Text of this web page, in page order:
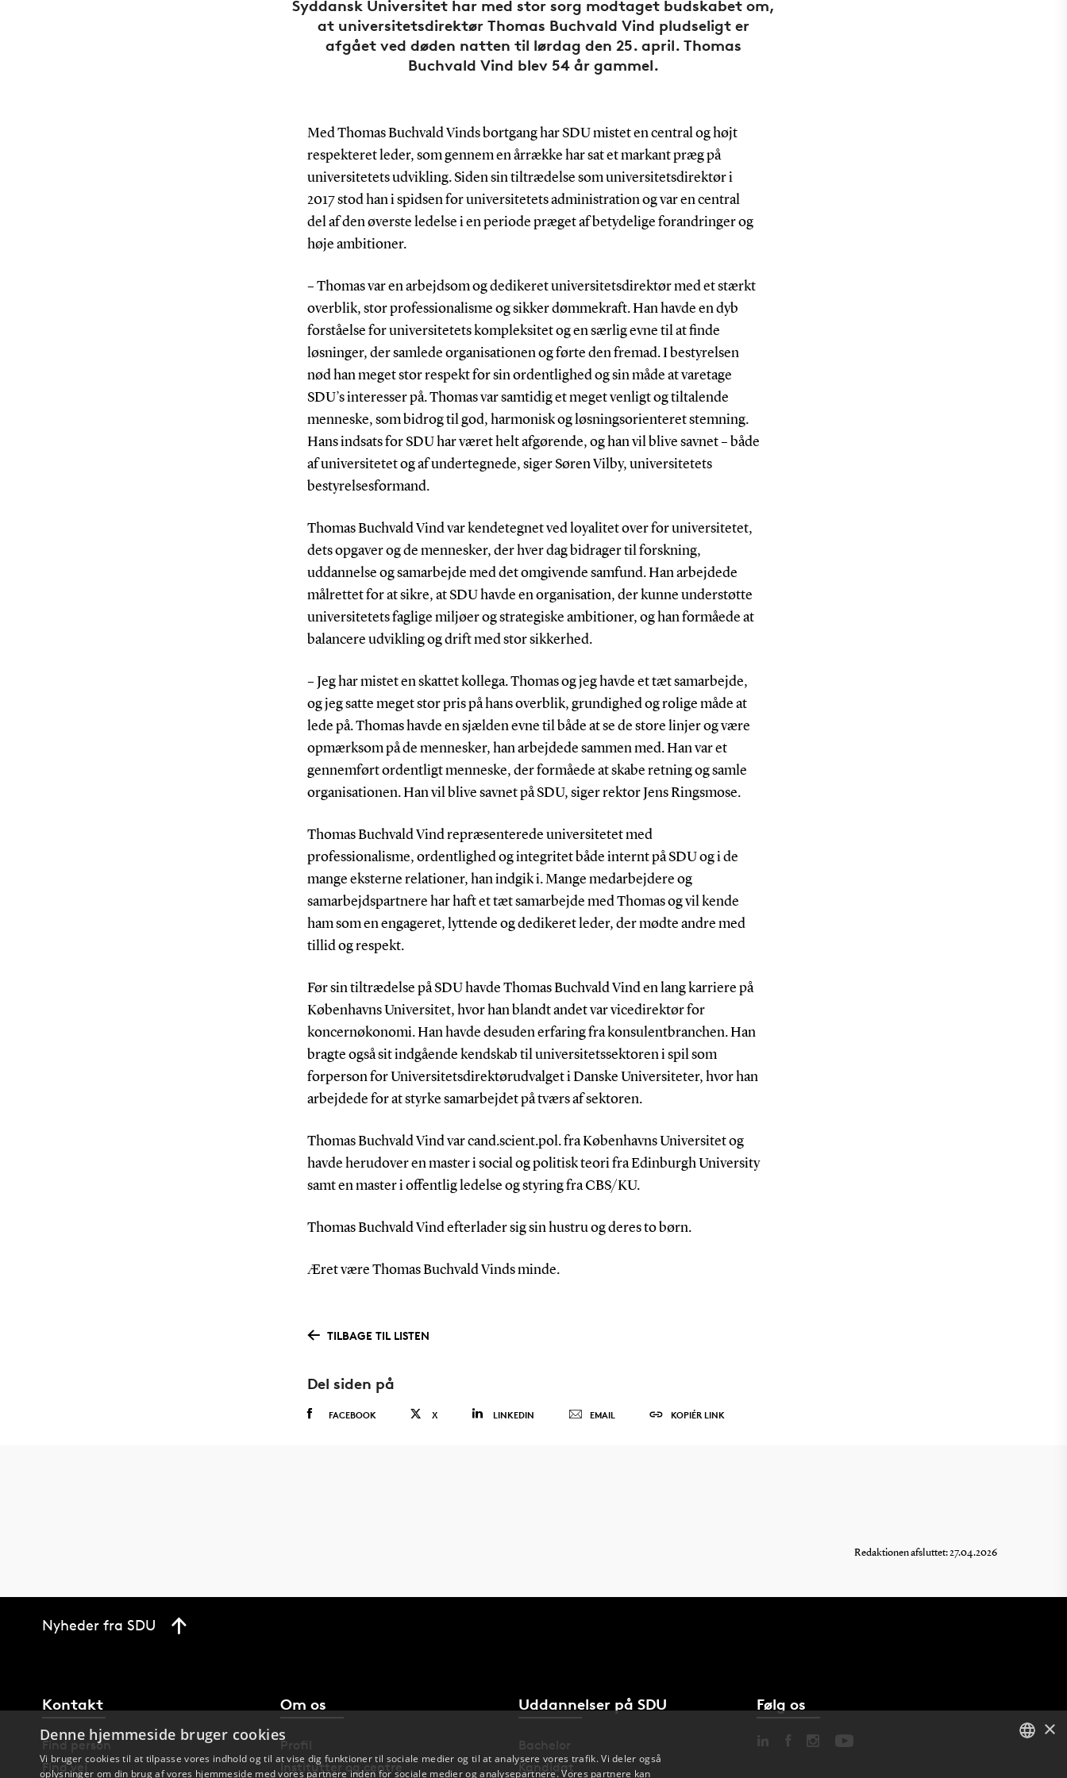
Syddansk Universitet har med stor sorg modtaget budskabet om,
at universitetsdirektør Thomas Buchvald Vind pludseligt er
afgået ved døden natten til lørdag den 25. april. Thomas
Buchvald Vind blev 54 år gammel.
Med Thomas Buchvald Vinds bortgang har SDU mistet en central og højt
respekteret leder, som gennem en årrække har sat et markant præg på
universitetets udvikling. Siden sin tiltrædelse som universitetsdirektør i
2017 stod han i spidsen for universitetets administration og var en central
del af den øverste ledelse i en periode præget af betydelige forandringer og
høje ambitioner.
– Thomas var en arbejdsom og dedikeret universitetsdirektør med et stærkt
overblik, stor professionalisme og sikker dømmekraft. Han havde en dyb
forståelse for universitetets kompleksitet og en særlig evne til at finde
løsninger, der samlede organisationen og førte den fremad. I bestyrelsen
nød han meget stor respekt for sin ordentlighed og sin måde at varetage
SDU’s interesser på. Thomas var samtidig et meget venligt og tiltalende
menneske, som bidrog til god, harmonisk og løsningsorienteret stemning.
Hans indsats for SDU har været helt afgørende, og han vil blive savnet – både
af universitetet og af undertegnede, siger Søren Vilby, universitetets
bestyrelsesformand.
Thomas Buchvald Vind var kendetegnet ved loyalitet over for universitetet,
dets opgaver og de mennesker, der hver dag bidrager til forskning,
uddannelse og samarbejde med det omgivende samfund. Han arbejdede
målrettet for at sikre, at SDU havde en organisation, der kunne understøtte
universitetets faglige miljøer og strategiske ambitioner, og han formåede at
balancere udvikling og drift med stor sikkerhed.
– Jeg har mistet en skattet kollega. Thomas og jeg havde et tæt samarbejde,
og jeg satte meget stor pris på hans overblik, grundighed og rolige måde at
lede på. Thomas havde en sjælden evne til både at se de store linjer og være
opmærksom på de mennesker, han arbejdede sammen med. Han var et
gennemført ordentligt menneske, der formåede at skabe retning og samle
organisationen. Han vil blive savnet på SDU, siger rektor Jens Ringsmose.
Thomas Buchvald Vind repræsenterede universitetet med
professionalisme, ordentlighed og integritet både internt på SDU og i de
mange eksterne relationer, han indgik i. Mange medarbejdere og
samarbejdspartnere har haft et tæt samarbejde med Thomas og vil kende
ham som en engageret, lyttende og dedikeret leder, der mødte andre med
tillid og respekt.
Før sin tiltrædelse på SDU havde Thomas Buchvald Vind en lang karriere på
Københavns Universitet, hvor han blandt andet var vicedirektør for
koncernøkonomi. Han havde desuden erfaring fra konsulentbranchen. Han
bragte også sit indgående kendskab til universitetssektoren i spil som
forperson for Universitetsdirektørudvalget i Danske Universiteter, hvor han
arbejdede for at styrke samarbejdet på tværs af sektoren.
Thomas Buchvald Vind var cand.scient.pol. fra Københavns Universitet og
havde herudover en master i social og politisk teori fra Edinburgh University
samt en master i offentlig ledelse og styring fra CBS/KU.
Thomas Buchvald Vind efterlader sig sin hustru og deres to børn.
Æret være Thomas Buchvald Vinds minde.
TILBAGE TIL LISTEN
Del siden på
FACEBOOK X LINKEDIN EMAIL KOPIÉR LINK
Redaktionen afsluttet: 27.04.2026
Nyheder fra SDU
Kontakt
Find person
Find vej
Om os
Profil
Institutter og centre
Uddannelser på SDU
Bachelor
Kandidat
Følg os
×
Denne hjemmeside bruger cookies
Vi bruger cookies til at tilpasse vores indhold og til at vise dig funktioner til sociale medier og til at analysere vores trafik. Vi deler også
oplysninger om din brug af vores hjemmeside med vores partnere inden for sociale medier og analysepartnere. Vores partnere kan